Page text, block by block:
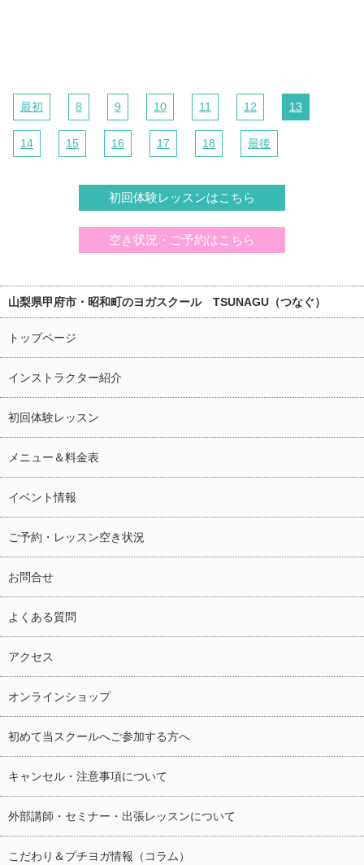
最初 8 9 10 11 12 13
14 15 16 17 18 最後
初回体験レッスンはこちら
空き状況・ご予約はこちら
山梨県甲府市・昭和町のヨガスクール TSUNAGU（つなぐ）
トップページ
インストラクター紹介
初回体験レッスン
メニュー＆料金表
イベント情報
ご予約・レッスン空き状況
お問合せ
よくある質問
アクセス
オンラインショップ
初めて当スクールへご参加する方へ
キャンセル・注意事項について
外部講師・セミナー・出張レッスンについて
こだわり＆プチヨガ情報（コラム）